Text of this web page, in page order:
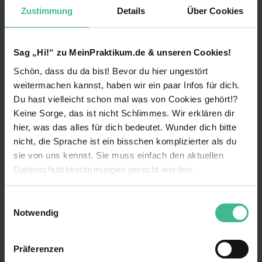
Zustimmung Details Über Cookies
Sag „Hi!“ zu MeinPraktikum.de & unseren Cookies!
Schön, dass du da bist! Bevor du hier ungestört
weitermachen kannst, haben wir ein paar Infos für dich.
Du hast vielleicht schon mal was von Cookies gehört!?
Keine Sorge, das ist nicht Schlimmes. Wir erklären dir
hier, was das alles für dich bedeutet. Wunder dich bitte
nicht, die Sprache ist ein bisschen komplizierter als du
sie von uns kennst. Sie muss einfach den aktuellen
Datenschutzbestimmungen gerecht werden.
Benutzung der Webseite getroffenen Einstellungen zu
Notwendig
Präferenzen
die freie Wahl: Du kannst dich an der
Universität Hamburg, der mit über 40.000
Studentinnen und Studenten größten Hochschule
mehreren privaten Unis. Hamburg ist einer der
Hauptstandorte für Psychologie in ganz
Deutschland. Und übrigens nicht nur für
Psychologie: Auch fürMedien-Praktika oder
Praktika im Marketingist Hamburg die ideale
Anlaufstelle.
Im Laufe deines Psychologie-Studiums in
Hamburg wirst du mindestens ein
Pflichtpraktikummachen müssen. Darüber hinaus
ist es immer sinnvoll, freiwillige Praktika in den
Semesterferien zu absolvieren. Dafür gibt es
Berufserfahrung, mit der du auch einen
im Psychologie-Praktikum in Hamburg ein